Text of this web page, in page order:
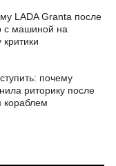
LADA Granta после
с машиной на
почему
риторику после
кораблем